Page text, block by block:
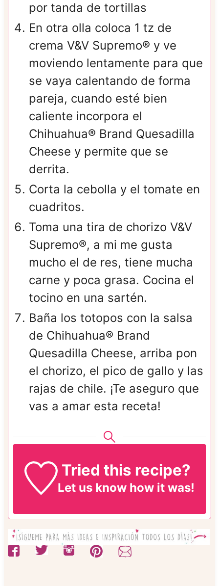
por tanda de tortillas
En otra olla coloca 1 tz de
crema V&V Supremo® y ve
moviendo lentamente para que
se vaya calentando de forma
pareja, cuando esté bien
caliente incorpora el
Chihuahua® Brand Quesadilla
Cheese y permite que se
derrita.
Corta la cebolla y el tomate en
cuadritos.
Toma una tira de chorizo V&V
Supremo®, a mi me gusta
mucho el de res, tiene mucha
carne y poca grasa. Cocina el
tocino en una sartén.
Baña los totopos con la salsa
de Chihuahua® Brand
Quesadilla Cheese, arriba pon
el chorizo, el pico de gallo y las
rajas de chile. ¡Te aseguro que
vas a amar esta receta!
Tried this recipe?
Let us know how it was!